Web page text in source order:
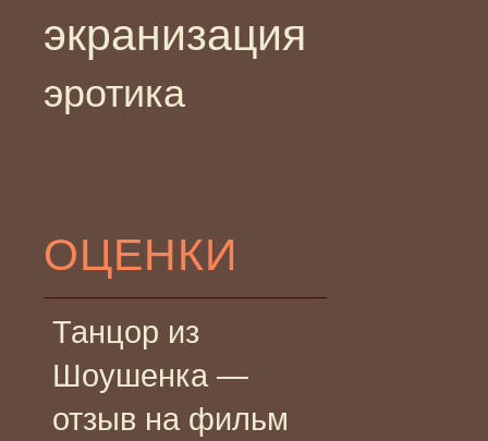
экранизация
эротика
ОЦЕНКИ
Танцор из
Шоушенка —
отзыв на фильм